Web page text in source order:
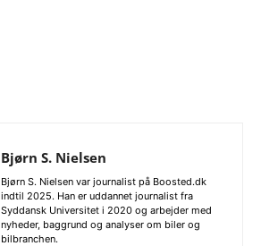
Bjørn S. Nielsen
Bjørn S. Nielsen var journalist på Boosted.dk
indtil 2025. Han er uddannet journalist fra
Syddansk Universitet i 2020 og arbejder med
nyheder, baggrund og analyser om biler og
bilbranchen.